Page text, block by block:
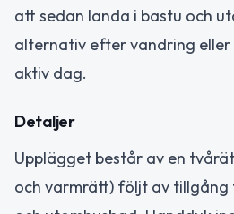
att sedan landa i bastu och
alternativ efter vandring eller
aktiv dag.
Detaljer
Upplägget består av en
och varmrätt) följt av tillgång